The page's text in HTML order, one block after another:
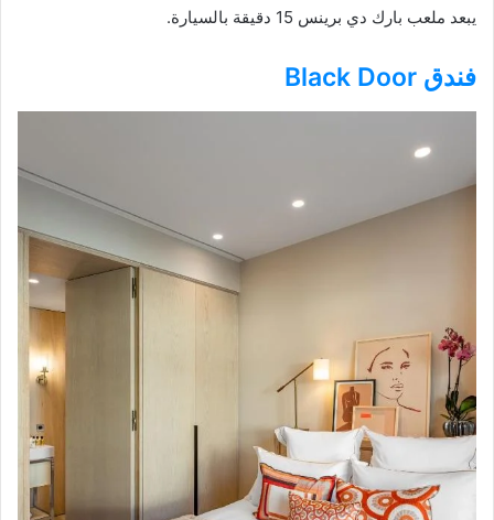
يبعد ملعب بارك دي برينس 15 دقيقة بالسيارة.
فندق Black Door